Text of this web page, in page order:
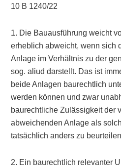
10 B 1240/22
1. Die Bauausführung weicht
erheblich abweicht, wenn sich
Anlage im Verhältnis zu der
sog. aliud darstellt. Das ist
beide Anlagen baurechtlich
werden können und zwar
baurechtliche Zulässigkeit der
abweichenden Anlage als
tatsächlich anders zu
2. Ein baurechtlich relevanter